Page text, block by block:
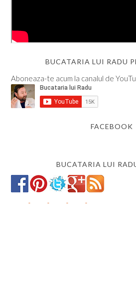
BUCATARIA LUI RADU
Aboneaza-te acum la canalul de
FACEBOOK
BUCATARIA LUI